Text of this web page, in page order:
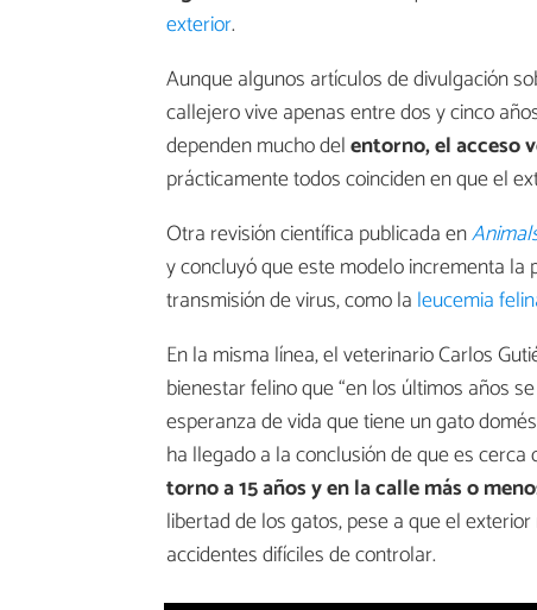
exterior.
Aunque algunos artículos de divulgación
callejero vive apenas entre dos y cinco
dependen mucho delentorno, el acceso
prácticamente todos coinciden en que el
Otra revisión científica publicada en
y concluyó que este modelo incrementa
transmisión de virus, como la leucemia
En la misma línea, el veterinario Carlos
bienestar felino que “en los últimos años
esperanza de vida que tiene un gato
ha llegado a la conclusión de que es cerca
torno a 15 años y en la calle más o
libertad de los gatos, pese a que el
accidentes difíciles de controlar.